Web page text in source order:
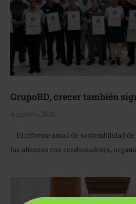
GrupoBD, crecer también
4 agosto, 2026
El informe anual de sostenibilidad
las alianzas con colaboradores,